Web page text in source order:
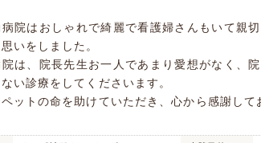
院はおしゃれで綺麗で看護婦さんもいて親
いをしました。
院は、院長先生お一人であまり愛想がなく、
い診療をしてくださいます。
ットの命を助けていただき、心から感謝して